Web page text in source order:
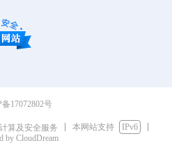
17072802号
算及安全服务 本网站支持
IPv6
by CloudDream